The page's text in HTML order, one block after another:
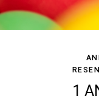
1